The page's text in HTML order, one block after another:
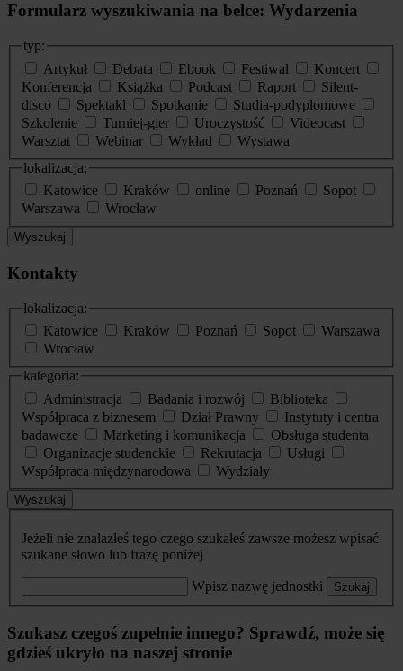
Formularz wyszukiwania na belce: Wydarzenia
typ:
Artykuł
Debata Ebook Festiwal
Koncert
Konferencja
Książka Podcast Raport
Silent-
disco
Spektakl Spotkanie
Studia-podyplomowe
Szkolenie
Turniej-gier Uroczystość
Videocast
Warsztat
Webinar Wykład
Wystawa
lokalizacja:
Katowice
Kraków online Poznań
Sopot
Warszawa
Wrocław
Wyszukaj
Kontakty
lokalizacja:
Katowice
Kraków Poznań Sopot
Warszawa
Wrocław
kategoria:
Administracja
Badania i rozwój
Biblioteka
Współpraca z biznesem
Dział Prawny
Instytuty i centra
badawcze
Marketing i komunikacja
Obsługa studenta
Organizacje studenckie
Rekrutacja
Usługi
Współpraca międzynarodowa
Wydziały
Wyszukaj
Jeżeli nie znalazłeś tego czego szukałeś zawsze możesz wpisać
szukane słowo lub frazę poniżej
Wpisz nazwę jednostki Szukaj
Szukasz czegoś zupełnie innego? Sprawdź, może się
gdzieś ukryło na naszej stronie